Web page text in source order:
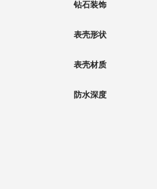
钻石装饰
无
表壳形状
圆形
表壳材质
精钢
防水深度